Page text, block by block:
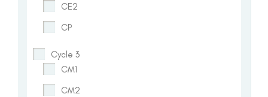
CE2
CP
Cycle 3
CM1
CM2